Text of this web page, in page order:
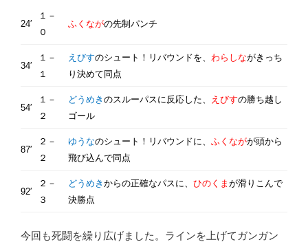
24′
１－
０
ふくながの先制パンチ
34′
１－
１
えびすのシュート！リバウンドを、 わらしながきっち
り決めて同点
54′
１－
２
どうめき のスルーパスに反応した、 えびすの勝ち越し
ゴール
87′
２－
２
ゆうなのシュート！リバウンドに、 ふくながが頭から
飛び込んで同点
92′
２－
３
どうめき からの正確なパスに、 ひのくま が滑りこんで
決勝点
今回も死闘を繰り広げました。ラインを上げてガンガン